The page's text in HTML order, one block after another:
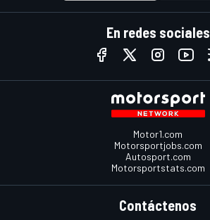
En redes sociales
Motor1.com
Motorsportjobs.com
Autosport.com
Motorsportstats.com
Contáctenos